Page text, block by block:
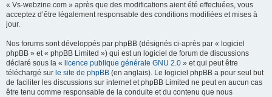
« Vs-webzine.com » après que des modifications aient été effectuées, vous
acceptez d’être légalement responsable des conditions modifiées et mises à
jour.
Nos forums sont développés par phpBB (désignés ci-après par « logiciel
phpBB » et « phpBB Limited ») qui est un logiciel de forum de discussions
déclaré sous la « licence publique générale GNU 2.0 » et qui peut être
téléchargé sur le site de phpBB (en anglais). Le logiciel phpBB a pour seul but
de faciliter les discussions sur internet et phpBB Limited ne peut en aucun cas
être tenu comme responsable de la conduite et du contenu que nous